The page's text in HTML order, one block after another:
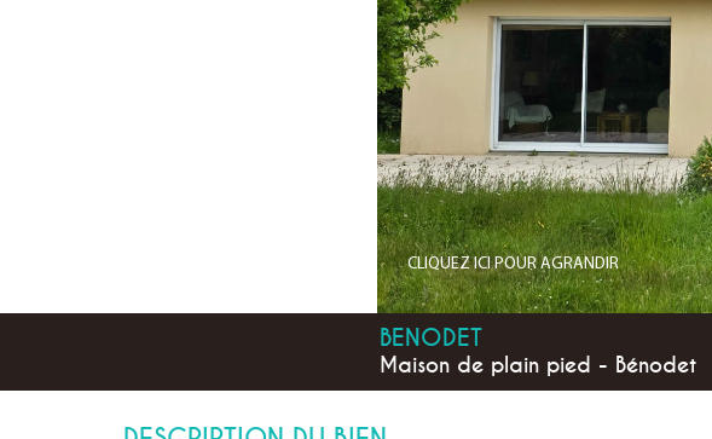
CLIQUEZ ICI POUR AGRANDIR
BENODET
Maison de plain pied - Bénodet